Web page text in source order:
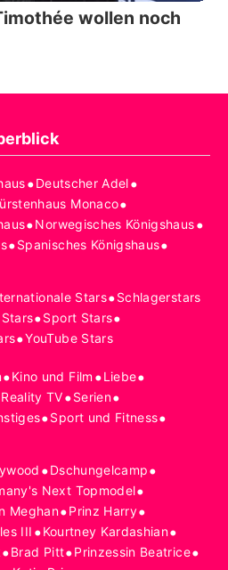
wollen noch
•Deutscher Adel•
Monaco•
•Norwegisches Königshaus•
•Spanisches Königshaus•
Stars•Schlagerstars
•Sport Stars•
•YouTube Stars
•Kino und Film •Liebe•
Reality TV•Serien•
•Sport und Fitness•
•Dschungelcamp•
Next Topmodel•
Meghan•Prinz Harry•
III •Kourtney Kardashian•
•Brad Pitt•Prinzessin Beatrice•